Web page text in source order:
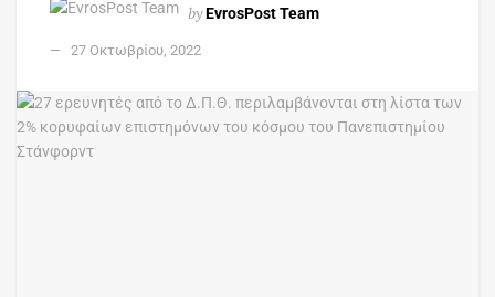
byEvrosPost Team
27 Οκτωβρίου, 2022